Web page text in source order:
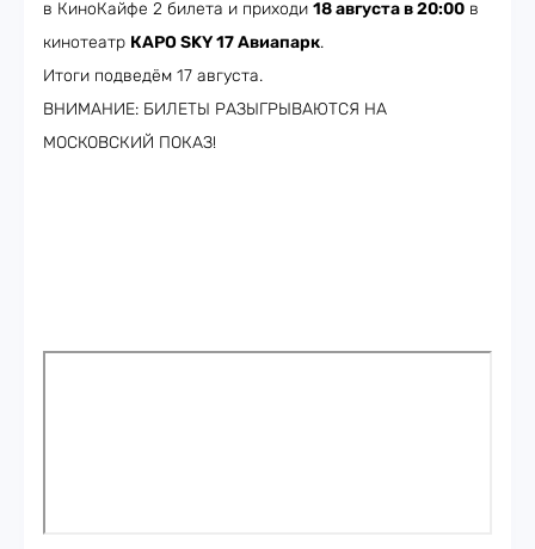
в КиноКайфе 2 билета и приходи 18 августа в 20:00 в
кинотеатр КАРО SKY 17 Авиапарк.
Итоги подведём 17 августа.
ВНИМАНИЕ: БИЛЕТЫ РАЗЫГРЫВАЮТСЯ НА
МОСКОВСКИЙ ПОКАЗ!